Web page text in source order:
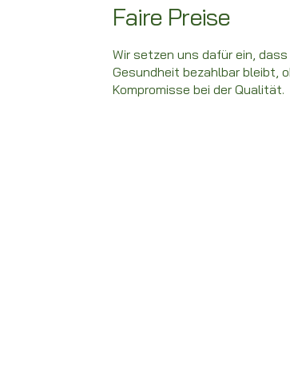
Faire Preise
Wir setzen uns dafür ein, dass
Gesundheit bezahlbar bleibt,
Kompromisse bei der Qualität.